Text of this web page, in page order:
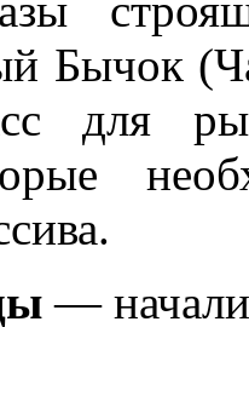
Бычок
для
—